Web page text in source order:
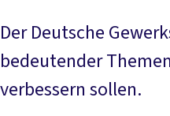
Der Deutsche
bedeutender
verbessern sollen.